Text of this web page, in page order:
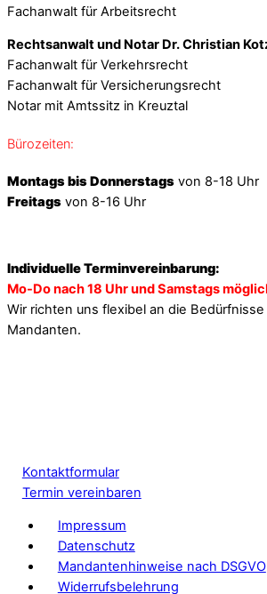
Fachanwalt für Arbeitsrecht
Rechtsanwalt und Notar Dr. Christian
Fachanwalt für Verkehrsrecht
Fachanwalt für Versicherungsrecht
Notar mit Amtssitz in Kreuztal
Bürozeiten:
Montags bis Donnerstags von 8-18 Uhr
Freitags von 8-16 Uhr
Individuelle Terminvereinbarung:
Mo-Do nach 18 Uhr und Samstags
Wir richten uns flexibel an die
Mandanten.
Kontaktformular
Termin vereinbaren
Impressum
Datenschutz
Mandantenhinweise nach DSGVO
Widerrufsbelehrung